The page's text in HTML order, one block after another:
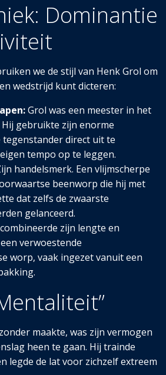
Dominantie
we de stijl van Henk Grol om
wedstrijd kunt dicteren:
Grol was een meester in het
gebruikte zijn enorme
direct uit te
tempo op te leggen.
handelsmerk. Een vlijmscherpe
beenworp die hij met
dat zelfs de zwaarste
gelanceerd.
zijn lengte en
verwoestende
worp, vaak ingezet vanuit een
maakte, was zijn vermogen
heen te gaan. Hij trainde
legde de lat voor zichzelf extreem